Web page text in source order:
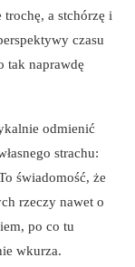
trochę, a stchórzę i
czasu
tak naprawdę
odmienić
strachu:
świadomość, że
rzeczy nawet o
po co tu
wkurza.